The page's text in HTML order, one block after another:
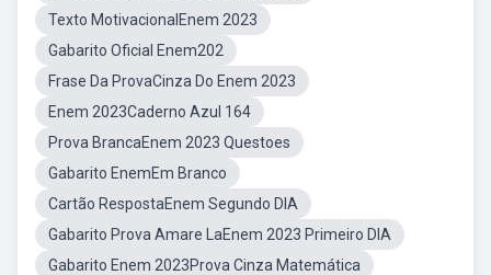
Texto MotivacionalEnem 2023
Gabarito Oficial Enem202
Frase Da ProvaCinza Do Enem 2023
Enem 2023Caderno Azul 164
Prova BrancaEnem 2023 Questoes
Gabarito EnemEm Branco
Cartão RespostaEnem Segundo DIA
Gabarito Prova Amare LaEnem 2023 Primeiro DIA
Gabarito Enem 2023Prova Cinza Matemática